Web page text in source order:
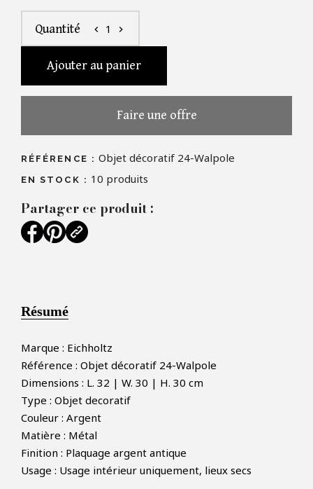
Quantité chevron_left 1 chevron_right
Ajouter au panier
Faire une offre
RÉFÉRENCE : Objet décoratif 24-Walpole
EN STOCK : 10 produits
Partager ce produit :
Résumé
Marque : Eichholtz
Référence : Objet décoratif 24-Walpole
Dimensions : L. 32 | W. 30 | H. 30 cm
Type : Objet decoratif
Couleur : Argent
Matière : Métal
Finition : Plaquage argent antique
Usage : Usage intérieur uniquement, lieux secs